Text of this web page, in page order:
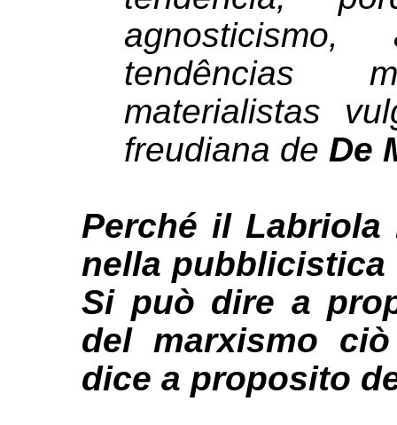
tendências
materialistas
freudiana de De
Perché il
nella
Si può dire a
del marxismo
dice a proposito